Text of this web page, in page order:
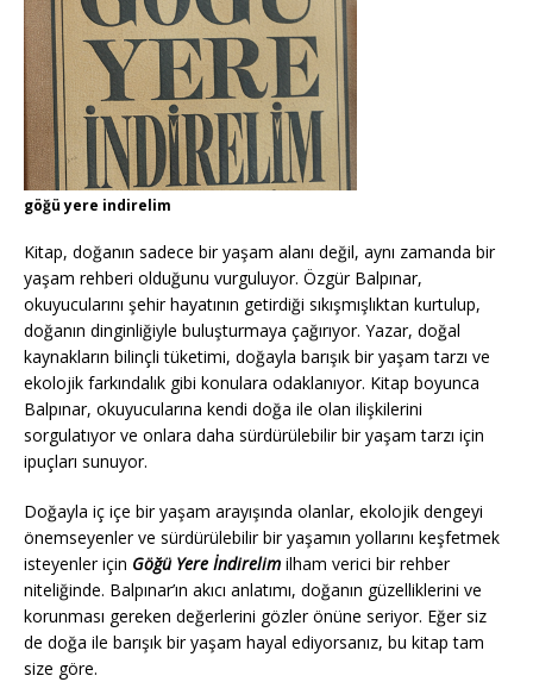
göğü yere indirelim
Kitap, doğanın sadece bir yaşam alanı değil, aynı zamanda bir
yaşam rehberi olduğunu vurguluyor. Özgür Balpınar,
okuyucularını şehir hayatının getirdiği sıkışmışlıktan kurtulup,
doğanın dinginliğiyle buluşturmaya çağırıyor. Yazar, doğal
kaynakların bilinçli tüketimi, doğayla barışık bir yaşam tarzı ve
ekolojik farkındalık gibi konulara odaklanıyor. Kitap boyunca
Balpınar, okuyucularına kendi doğa ile olan ilişkilerini
sorgulatıyor ve onlara daha sürdürülebilir bir yaşam tarzı için
ipuçları sunuyor.
Doğayla iç içe bir yaşam arayışında olanlar, ekolojik dengeyi
önemseyenler ve sürdürülebilir bir yaşamın yollarını keşfetmek
isteyenler için Göğü Yere İndirelim ilham verici bir rehber
niteliğinde. Balpınar’ın akıcı anlatımı, doğanın güzelliklerini ve
korunması gereken değerlerini gözler önüne seriyor. Eğer siz
de doğa ile barışık bir yaşam hayal ediyorsanız, bu kitap tam
size göre.